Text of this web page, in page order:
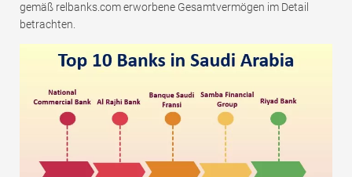
gemäß relbanks.com erworbene Gesamtvermögen im Detail
betrachten.